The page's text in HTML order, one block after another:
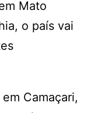
Mato
o país vai
Camaçari,